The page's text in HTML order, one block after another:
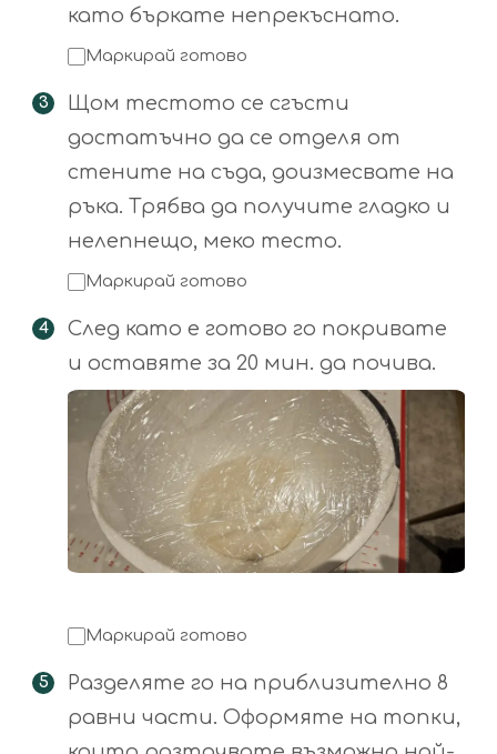
като бъркате непрекъснато.
Маркирай готово
Щом тестото се сгъсти
достатъчно да се отделя от
стените на съда, доизмесвате на
ръка. Трябва да получите гладко и
нелепнещо, меко тесто.
Маркирай готово
След като е готово го покривате
и оставяте за 20 мин. да почива.
Маркирай готово
Разделяте го на приблизително 8
равни части. Оформяте на топки,